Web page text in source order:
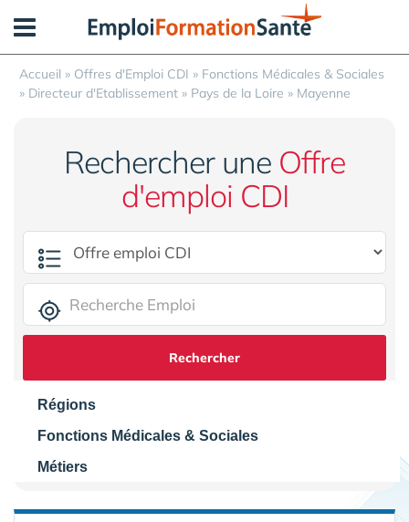
Accueil » Offres d'Emploi CDI » Fonctions Médicales & Sociales
» Directeur d'Etablissement » Pays de la Loire » Mayenne
Rechercher une Offre
d'emploi CDI
Rechercher
Régions
Fonctions Médicales & Sociales
Métiers